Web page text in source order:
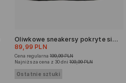
Oliwkowe sneakersy pokryte siateczką
89,99 PLN
Cena regularna 199,99 PLN
Najniższa cena z 30 dni 109,99 PLN
Ostatnie sztuki